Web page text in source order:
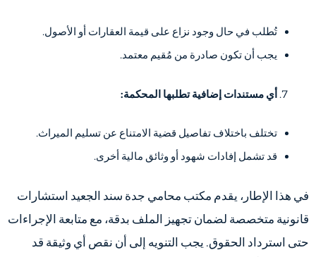
تُطلب في حال وجود نزاع على قيمة العقارات أو الأصول.
يجب أن تكون صادرة من مُقيم معتمد.
أي مستندات إضافية تطلبها المحكمة:
تختلف باختلاف تفاصيل قضية الامتناع عن تسليم الميراث.
قد تشمل إفادات شهود أو وثائق مالية أخرى.
في هذا الإطار، يقدم مكتب محامي جدة سند الجعيد استشارات
قانونية متخصصة لضمان تجهيز الملف بدقة، مع متابعة الإجراءات
حتى استرداد الحقوق. يجب التنويه إلى أن نقص أي وثيقة قد